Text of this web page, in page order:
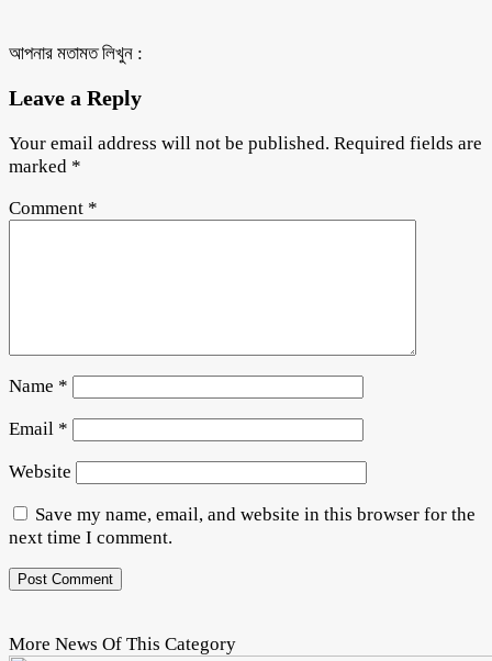
আপনার মতামত লিখুন :
Leave a Reply
Your email address will not be published. Required fields are
marked *
Comment *
Name *
Email *
Website
Save my name, email, and website in this browser for the
next time I comment.
More News Of This Category